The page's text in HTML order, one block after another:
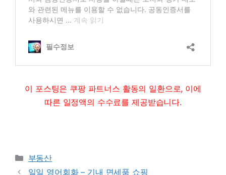
이 포스팅은 쿠팡 파트너스 활동의 일환으로, 이에
따른 일정액의 수수료를 제공받습니다.
Categories
부동산
일일 영어회화 – 기내 면세품 쇼핑